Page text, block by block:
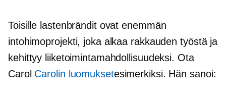
Toisille lastenbrändit ovat enemmän
intohimoprojekti, joka alkaa rakkauden työstä ja
kehittyy liiketoimintamahdollisuudeksi. Ota
Carol Carolin luomuksetesimerkiksi. Hän sanoi: